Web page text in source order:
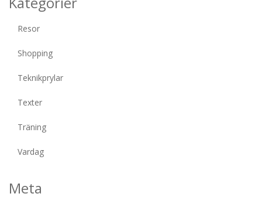
Resor
Shopping
Teknikprylar
Texter
Träning
Vardag
Meta